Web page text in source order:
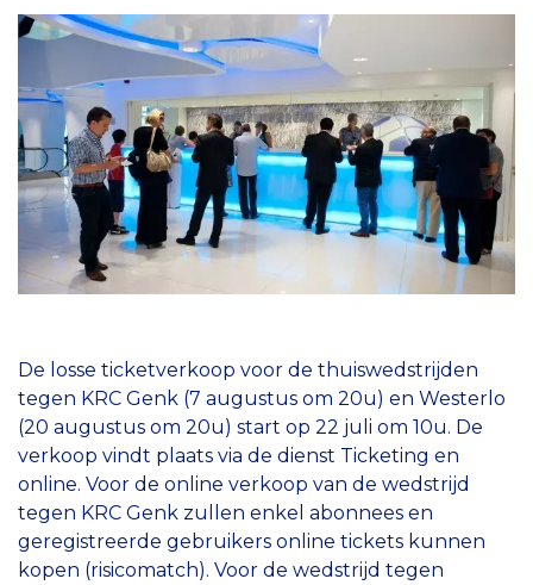
De losse ticketverkoop voor de thuiswedstrijden
tegen KRC Genk (7 augustus om 20u) en Westerlo
(20 augustus om 20u) start op 22 juli om 10u. De
verkoop vindt plaats via de dienst Ticketing en
online. Voor de online verkoop van de wedstrijd
tegen KRC Genk zullen enkel abonnees en
geregistreerde gebruikers online tickets kunnen
kopen (risicomatch). Voor de wedstrijd tegen